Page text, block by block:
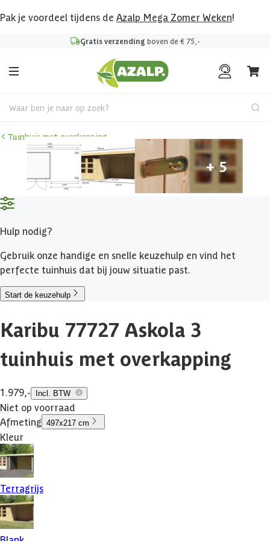
Pak je voordeel tijdens de Azalp Mega Zomer Weken!
Gratis verzending boven de € 75,-
Waar ben je naar op zoek?
Tuinhuis met overkapping
Hulp nodig?
Gebruik onze handige en snelle keuzehulp en vind het
perfecte tuinhuis dat bij jouw situatie past.
Start de keuzehulp
Karibu 77727 Askola 3
tuinhuis met overkapping
1.979,- Incl. BTW
Niet op voorraad
Afmeting 497x217 cm
Kleur
Terragrijs